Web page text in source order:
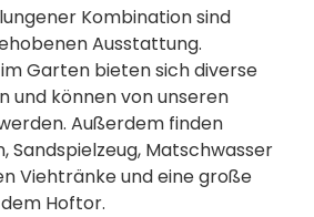
Kombination sind
Ausstattung.
Garten bieten sich diverse
und können von unseren
Außerdem finden
Sandspielzeug, Matschwasser
Viehtränke und eine große
Hoftor.